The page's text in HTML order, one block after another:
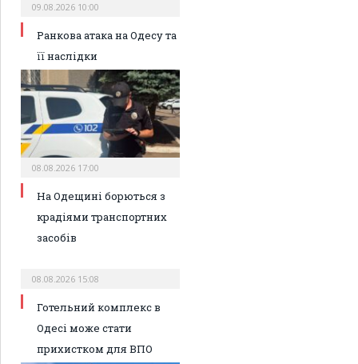
09.08.2026 10:00
Ранкова атака на Одесу та
її наслідки
08.08.2026 17:00
На Одещині борються з
крадіями транспортних
засобів
08.08.2026 15:08
Готельний комплекс в
Одесі може стати
прихистком для ВПО